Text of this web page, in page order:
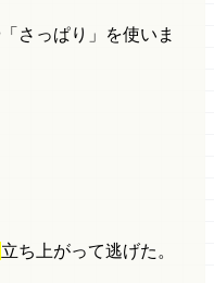
さっぱり」を使いま
立ち上がって逃げた。